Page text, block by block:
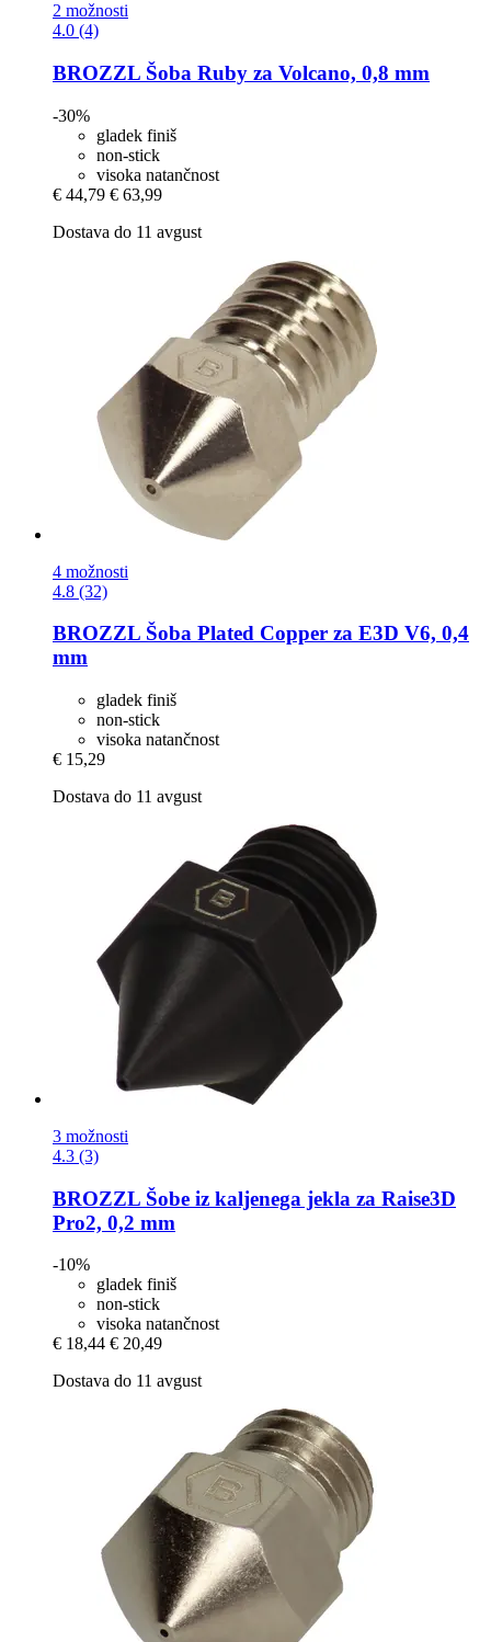
2 možnosti
4.0 (4)
BROZZL Šoba Ruby za Volcano, 0,8 mm
-30%
gladek finiš
non-stick
visoka natančnost
€ 44,79 € 63,99
Dostava do 11 avgust
4 možnosti
4.8 (32)
BROZZL Šoba Plated Copper za E3D V6, 0,4
mm
gladek finiš
non-stick
visoka natančnost
€ 15,29
Dostava do 11 avgust
3 možnosti
4.3 (3)
BROZZL Šobe iz kaljenega jekla za Raise3D
Pro2, 0,2 mm
-10%
gladek finiš
non-stick
visoka natančnost
€ 18,44 € 20,49
Dostava do 11 avgust